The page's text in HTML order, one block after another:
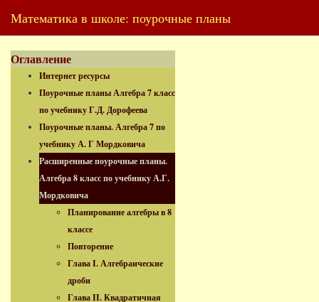
Математика в школе: поурочные планы
Оглавление
Интернет ресурсы
Поурочные планы Алгебра 7 класс
по учебнику Г.Д. Дорофеева
Поурочные планы. Алгебра 7 по
учебнику А. Г Мордковича
Расширенные поурочные планы.
Алгебра 8 класс по учебнику А.Г.
Мордковича
Планирование алгебры в 8
классе
Повторение
Глава I. Алгебраические
дроби
Глава II. Квадратичная